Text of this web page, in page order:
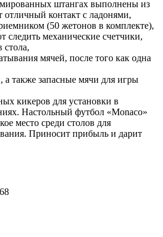
штангах выполнены из
отличный контакт с ладонями,
(50 жетонов в комплекте),
следить механические счетчики,
стола,
мячей, после того как одна
а также запасные мячи для игры
кикеров для установки в
Настольный футбол «Monaсo»
место среди столов для
Приносит прибыль и дарит